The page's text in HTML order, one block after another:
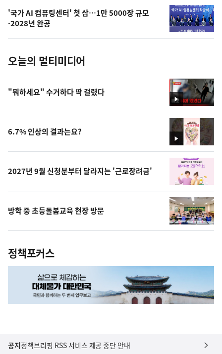
의
사
진
'국가 AI 컴퓨팅센터' 첫 삽…1만 5000장 규모
·2028년 완공
오늘의 멀티미디어
영
상
"뭐하세요" 수거하다 딱 걸렸다
영
상
6.7% 인상의 결과는요?
2027년 9월 신청분부터 달라지는 '근로장려금'
방학 중 초등돌봄교육 현장 방문
정책포커스
공지정책브리핑 RSS 서비스 제공 중단 안내